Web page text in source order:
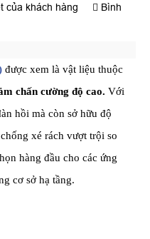
của khách hàng
Bình
được xem là vật liệu thuộc
chấn cường độ cao. Với
hồi mà còn sở hữu độ
xé rách vượt trội so
hàng đầu cho các ứng
cơ sở hạ tầng.